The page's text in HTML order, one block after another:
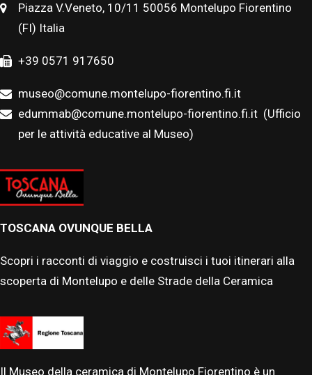
Piazza V.Veneto, 10/11 50056 Montelupo Fiorentino
(FI) Italia
+39 0571 917650
museo@comune.montelupo-fiorentino.fi.it
edummab@comune.montelupo-fiorentino.fi.it (Ufficio
per le attività educative al Museo)
TOSCANA OVUNQUE BELLA
Scopri i racconti di viaggio e costruisci i tuoi itinerari alla
scoperta di Montelupo e delle Strade della Ceramica
Il Museo della ceramica di Montelupo Fiorentino è un